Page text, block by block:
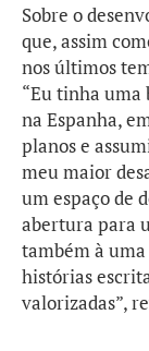
Sobre o
que, assim
nos últimos
“Eu tinha uma
na Espanha,
planos e
meu maior
um espaço de
abertura para
também à
histórias
valorizadas”,